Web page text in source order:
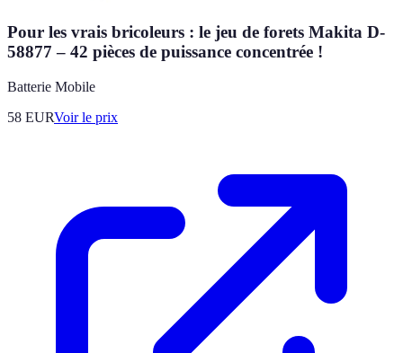
Pour les vrais bricoleurs : le jeu de forets Makita D-
58877 – 42 pièces de puissance concentrée !
Batterie Mobile
58 EURVoir le prix